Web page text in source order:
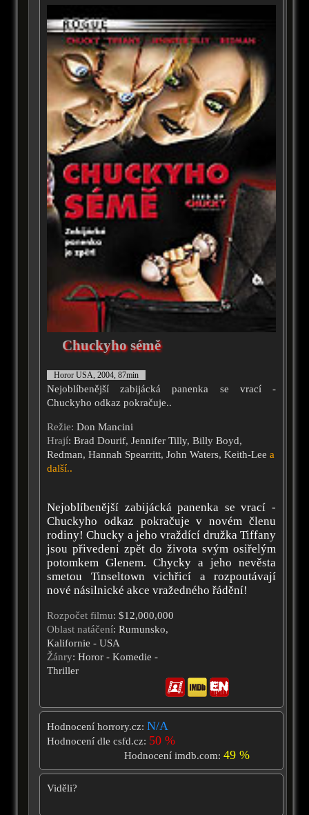
Chuckyho sémě
Horor USA, 2004, 87min
Nejoblíbenější zabijácká panenka se vrací -
Chuckyho odkaz pokračuje..
Režie: Don Mancini
Hrají: Brad Dourif, Jennifer Tilly, Billy Boyd,
Redman, Hannah Spearritt, John Waters, Keith-Lee a
další..
Nejoblíbenější zabijácká panenka se vrací -
Chuckyho odkaz pokračuje v novém členu
rodiny! Chucky a jeho vraždící družka Tiffany
jsou přivedeni zpět do života svým osiřelým
potomkem Glenem. Chycky a jeho nevěsta
smetou Tinseltown vichřicí a rozpoutávají
nové násilnické akce vražedného řádění!
Rozpočet filmu: $12,000,000
Oblast natáčení: Rumunsko,
Kalifornie - USA
Žánry: Horor - Komedie -
Thriller
Hodnocení horrory.cz: N/A
Hodnocení dle csfd.cz: 50 %
Hodnocení imdb.com:49 %
Viděli?